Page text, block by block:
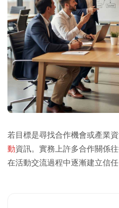
若目標是尋找合作機會或產業
動資訊。實務上許多合作關係
在活動交流過程中逐漸建立信任